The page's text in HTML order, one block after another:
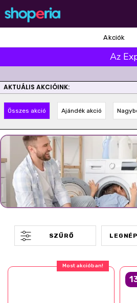
Élelmiszer
Baba-mama
Népszerű márkák
Pampers Lenor Violeta
Coccolino Silan
Népszerű keresések
leukoplast ariel lenor finish
pampers
Akciók
Az
AKTUÁLIS AKCIÓINK:
Összes akció Ajándék akció
SZŰRŐ
Ajándék akció!